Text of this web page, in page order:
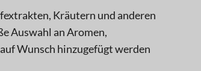
Kräutern und anderen
Auswahl an Aromen,
Wunsch hinzugefügt werden